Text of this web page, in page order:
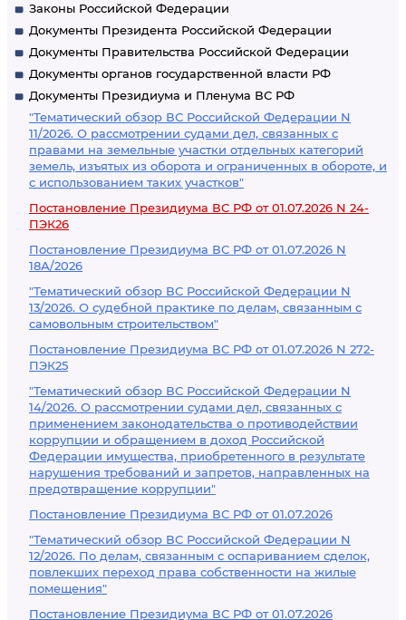
Законы Российской Федерации
Документы Президента Российской Федерации
Документы Правительства Российской Федерации
Документы органов государственной власти РФ
Документы Президиума и Пленума ВС РФ
"Тематический обзор ВС Российской Федерации N
11/2026. О рассмотрении судами дел, связанных с
правами на земельные участки отдельных категорий
земель, изъятых из оборота и ограниченных в обороте, и
с использованием таких участков"
Постановление Президиума ВС РФ от 01.07.2026 N 24-
ПЭК26
Постановление Президиума ВС РФ от 01.07.2026 N
18А/2026
"Тематический обзор ВС Российской Федерации N
13/2026. О судебной практике по делам, связанным с
самовольным строительством"
Постановление Президиума ВС РФ от 01.07.2026 N 272-
ПЭК25
"Тематический обзор ВС Российской Федерации N
14/2026. О рассмотрении судами дел, связанных с
применением законодательства о противодействии
коррупции и обращением в доход Российской
Федерации имущества, приобретенного в результате
нарушения требований и запретов, направленных на
предотвращение коррупции"
Постановление Президиума ВС РФ от 01.07.2026
"Тематический обзор ВС Российской Федерации N
12/2026. По делам, связанным с оспариванием сделок,
повлекших переход права собственности на жилые
помещения"
Постановление Президиума ВС РФ от 01.07.2026